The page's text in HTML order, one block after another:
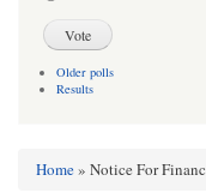
Older polls
Results
Home» Notice For